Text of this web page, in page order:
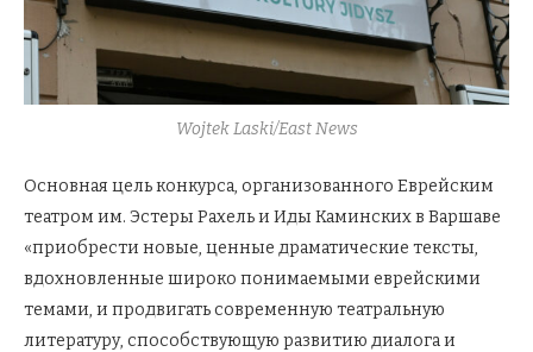
Wojtek Laski/East News
Основная цель конкурса, организованного Еврейским
театром им. Эстеры Рахель и Иды Каминских в Варшаве
«приобрести новые, ценные драматические тексты,
вдохновленные широко понимаемыми еврейскими
темами, и продвигать современную театральную
литературу, способствующую развитию диалога и